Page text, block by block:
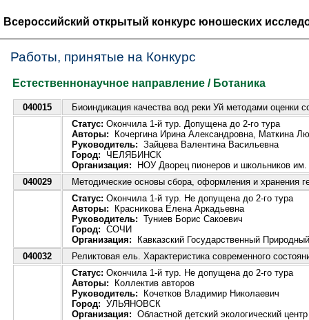
Всероссийский открытый конкурс юношеских
Работы, принятые на Конкурс
Естественнонаучное направление / Ботаника
040015
Биоиндикация качества вод реки Уй методами оценки
Статус: Окончила 1-й тур. Допущена до 2-го тура
Авторы: Кочергина Ирина Александровна, Маткина
Руководитель: Зайцева Валентина Васильевна
Город: ЧЕЛЯБИНСК
Организация: НОУ Дворец пионеров и школьников
040029
Методические основы сбора, оформления и хранения
Статус: Окончила 1-й тур. Не допущена до 2-го тура
Авторы: Красникова Елена Аркадьевна
Руководитель: Туниев Борис Сакоевич
Город: СОЧИ
Организация: Кавказский Государственный
040032
Реликтовая ель. Характеристика современного
Статус: Окончила 1-й тур. Не допущена до 2-го тура
Авторы: Коллектив авторов
Руководитель: Кочетков Владимир Николаевич
Город: УЛЬЯНОВСК
Организация: Областной детский экологический центр